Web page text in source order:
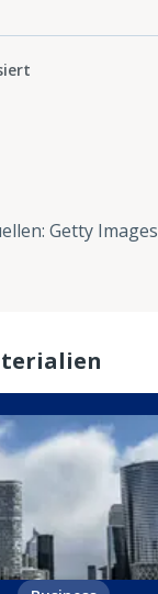
: Getty Images